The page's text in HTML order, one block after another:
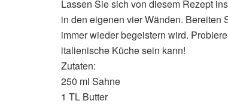
Lassen Sie sich von diesem Rezept
in den eigenen vier Wänden.
immer wieder begeistern wird.
italienische Küche sein kann!
Zutaten:
250 ml Sahne
1 TL Butter